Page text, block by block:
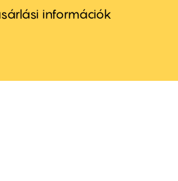
információk